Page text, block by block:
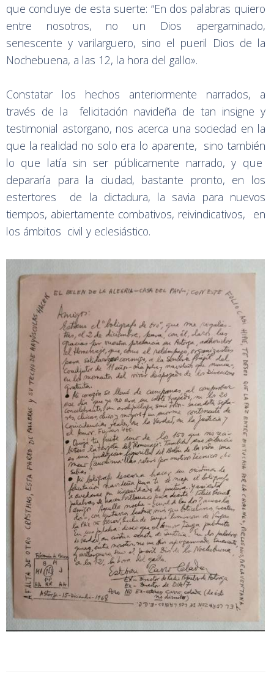
que concluye de esta suerte: “En dos palabras quiero
entre nosotros, no un Dios apergaminado,
senescente y varilarguero, sino el pueril Dios de la
Nochebuena, a las 12, la hora del gallo».
Constatar los hechos anteriormente narrados, a
través de la felicitación navideña de tan insigne y
testimonial astorgano, nos acerca una sociedad en la
que la realidad no solo era lo aparente, sino también
lo que latía sin ser públicamente narrado, y que
depararía para la ciudad, bastante pronto, en los
estertores de la dictadura, la savia para nuevos
tiempos, abiertamente combativos, reivindicativos, en
los ámbitos civil y eclesiástico.